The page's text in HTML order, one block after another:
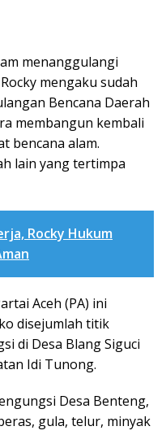
menanggulangi
mengaku sudah
Bencana Daerah
membangun kembali
bencana alam.
lain yang tertimpa
Rocky Hukum
Aceh (PA) ini
disejumlah titik
di Desa Blang Siguci
Idi Tunong.
Desa Benteng,
gula, telur, minyak